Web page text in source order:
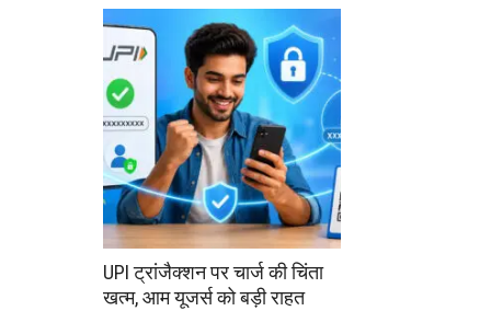
UPI ट्रांजैक्शन पर चार्ज की चिंता
खत्म, आम यूजर्स को बड़ी राहत